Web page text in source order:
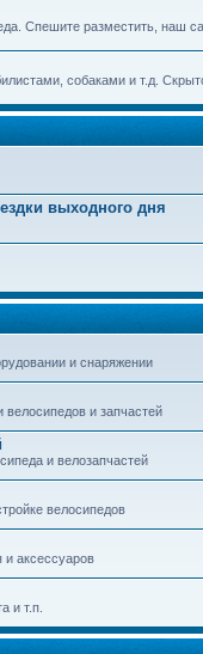
Спешите разместить, наш
собаками и т.д.
выходного дня
и снаряжении
и запчастей
и велозапчастей
велосипедов
и аксессуаров
и т.п.